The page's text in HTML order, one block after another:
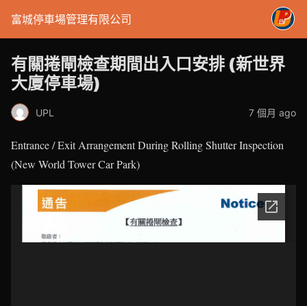
富城停車場管理有限公司
有關捲閘檢查期間出入口安排 (新世界
大廈停車場)
UPL 7 個月 ago
Entrance / Exit Arrangement During Rolling Shutter Inspection
(New World Tower Car Park)